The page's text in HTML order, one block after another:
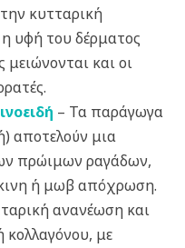
κυτταρική
υφή του δέρματος
μειώνονται και οι
– Τα παράγωγα
αποτελούν μια
πρώιμων ραγάδων,
ή μωβ απόχρωση.
ανανέωση και
κολλαγόνου, με